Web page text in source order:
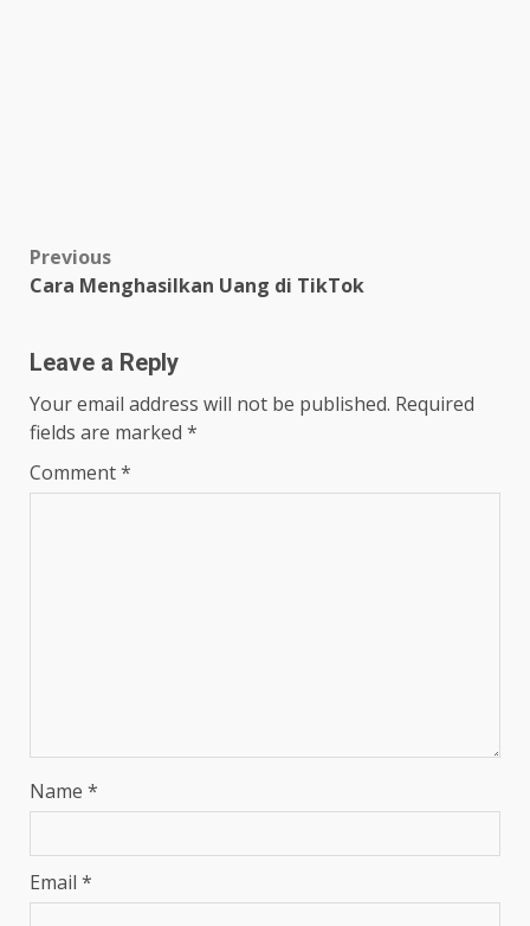
Post
navigation
Previous
Cara Menghasilkan Uang di TikTok
Leave a Reply
Your email address will not be published. Required
fields are marked *
Comment*
Name *
Email *